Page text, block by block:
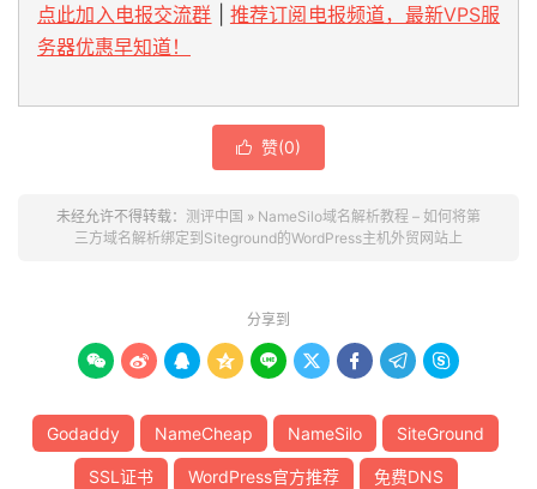
点此加入电报交流群
推荐订阅电报频道，最新VPS服
务器优惠早知道！
 赞(0)
未经允许不得转载： 测评中国 » NameSilo域名解析教程 – 如何将第
三方域名解析绑定到Siteground的WordPress主机外贸网站上
分享到
        
Godaddy NameCheap NameSilo SiteGround
SSL证书 WordPress官方推荐 免费DNS